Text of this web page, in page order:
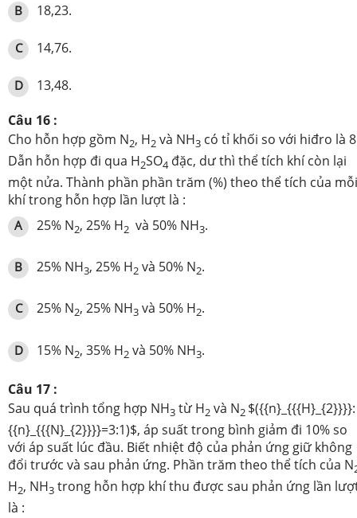
B 18,23.
C 14,76.
D
13,48.
Câu 16 :
Cho hỗn hợp gồm N2, H2 và NH3 có tỉ khối so với hiđro là
Dẫn hỗn hợp đi qua H2SO4 đặc, dư thì thể tích khí còn lại
một nửa. Thành phần phần trăm (%) theo thể tích của mỗi
khí trong hỗn hợp lần lượt là :
A 25% N2, 25% H2 và 50% NH3.
B 25% NH3, 25% H2 và 50% N2.
C 25% N2, 25% NH3 và 50% H2.
D 15% N2, 35% H2 và 50% NH3.
Câu 17 :
Sau quá trình tổng hợp NH3 từ H2 và N2 $({{n}_{{{H}_{2}}}}:
{{n}_{{{N}_{2}}}}=3:1)$, áp suất trong bình giảm đi 10% so
với áp suất lúc đầu. Biết nhiệt độ của phản ứng giữ không
đổi trước và sau phản ứng. Phần trăm theo thể tích của N
H2, NH3 trong hỗn hợp khí thu được sau phản ứng lần
là :